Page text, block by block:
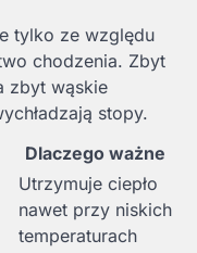
tylko ze względu
chodzenia. Zbyt
zbyt wąskie
stopy.
Dlaczego ważne
Utrzymuje ciepło
nawet przy niskich
temperaturach